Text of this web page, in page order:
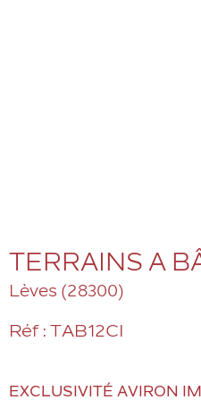
TERRAINS A
Lèves (28300)
Réf : TAB12CI
EXCLUSIVITÉ AVIRON